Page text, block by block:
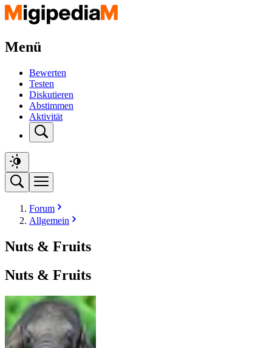
Menü
Bewerten
Testen
Diskutieren
Abstimmen
Aktivität
Forum
Allgemein
Nuts & Fruits
Nuts & Fruits